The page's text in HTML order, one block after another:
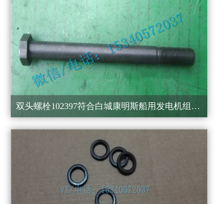
双头螺栓102397符合白城康明斯船用发电机组行业领先